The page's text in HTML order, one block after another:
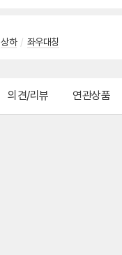
상하 / 좌우대칭
의견/리뷰 연관상품